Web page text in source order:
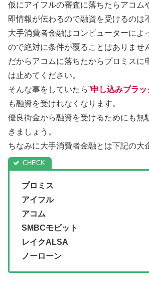
仮にアイフルの審査に落ちたらアコム
即情報が伝わるので融資を受けるのは
大手消費者金融はコンピューターによ
ので絶対に条件が覆ることはありませ
だからアコムに落ちたからプロミスに
は止めてください。
そんな事をしていたら”申し込みブラッ
も融資を受けれなくなります。
優良街金から融資を受けるためにも無
きましょう。
ちなみに大手消費者金融とは下記の大
プロミス
アイフル
アコム
SMBCモビット
レイクALSA
ノーローン